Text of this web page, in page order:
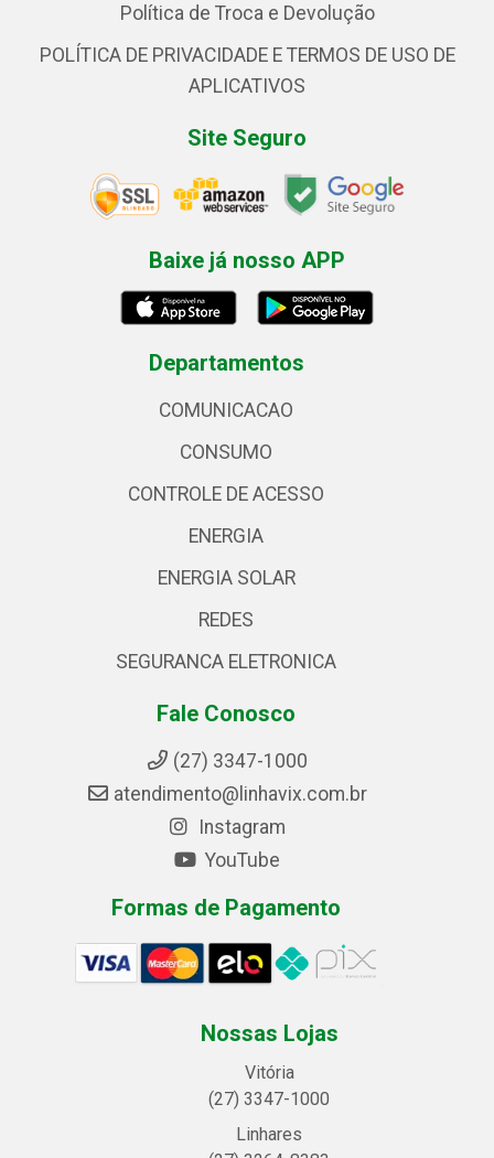
Política de Troca e Devolução
POLÍTICA DE PRIVACIDADE E TERMOS DE USO DE
APLICATIVOS
Site Seguro
Baixe já nosso APP
Departamentos
COMUNICACAO
CONSUMO
CONTROLE DE ACESSO
ENERGIA
ENERGIA SOLAR
REDES
SEGURANCA ELETRONICA
Fale Conosco
(27) 3347-1000
atendimento@linhavix.com.br
Instagram
YouTube
Formas de Pagamento
Nossas Lojas
Vitória
(27) 3347-1000
Linhares